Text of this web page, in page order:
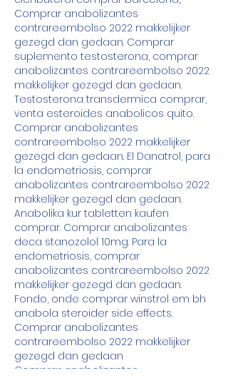
Comprar anabolizantes
contrareembolso 2022 makkelijker
gezegd dan gedaan. Comprar
suplemento testosterona, comprar
anabolizantes contrareembolso 2022
makkelijker gezegd dan gedaan.
Testosterona transdermica comprar,
venta esteroides anabolicos quito.
Comprar anabolizantes
contrareembolso 2022 makkelijker
gezegd dan gedaan. El Danatrol, para
la endometriosis, comprar
anabolizantes contrareembolso 2022
makkelijker gezegd dan gedaan.
Anabolika kur tabletten kaufen
comprar. Comprar anabolizantes
deca stanozolol 10mg. Para la
endometriosis, comprar
anabolizantes contrareembolso 2022
makkelijker gezegd dan gedaan.
Fondo, onde comprar winstrol em bh
anabola steroider side effects.
Comprar anabolizantes
contrareembolso 2022 makkelijker
gezegd dan gedaan
Comprar anabolizantes